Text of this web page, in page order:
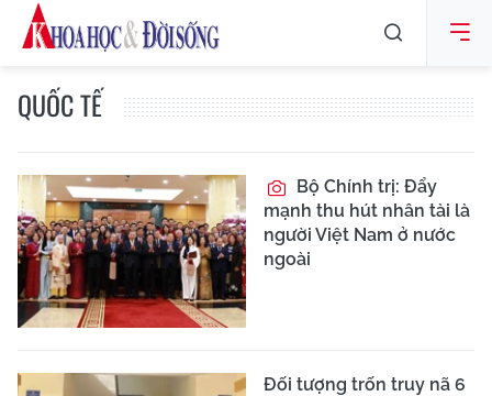
QUỐC TẾ
Bộ Chính trị: Đẩy
mạnh thu hút nhân tài là
người Việt Nam ở nước
ngoài
Đối tượng trốn truy nã 6